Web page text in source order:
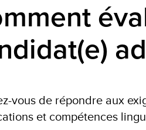
vous de répondre aux
et compétences